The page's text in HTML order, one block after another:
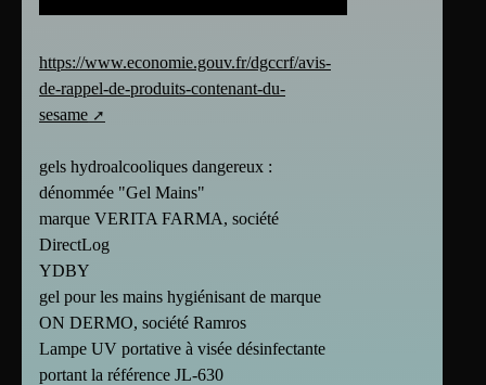
https://www.economie.gouv.fr/dgccrf/avis-
de-rappel-de-produits-contenant-du-
sesame
gels hydroalcooliques dangereux :
dénommée "Gel Mains"
marque VERITA FARMA, société
DirectLog
YDBY
gel pour les mains hygiénisant de marque
ON DERMO, société Ramros
Lampe UV portative à visée désinfectante
portant la référence JL-630